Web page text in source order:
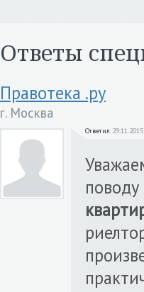
Ответы
Правотека .ру
г. Москва
Ответил
поводу